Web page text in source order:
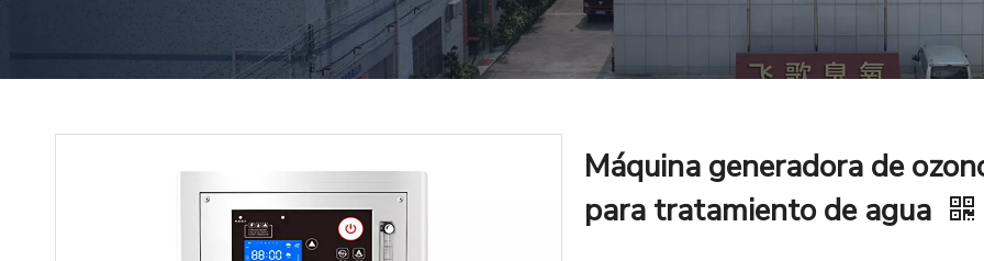
Máquina generadora de
para tratamiento de agua